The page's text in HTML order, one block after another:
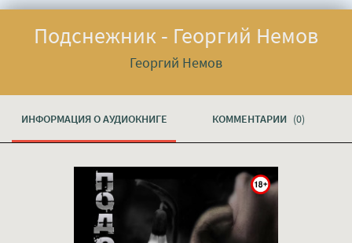
Подснежник - Георгий Немов
Георгий Немов
ИНФОРМАЦИЯ О АУДИОКНИГЕ КОММЕНТАРИИ (0)